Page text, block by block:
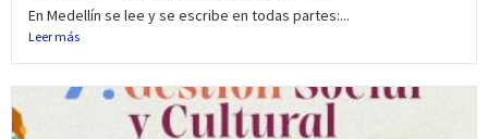
En Medellín se lee y se escribe en todas partes:...
Leer más